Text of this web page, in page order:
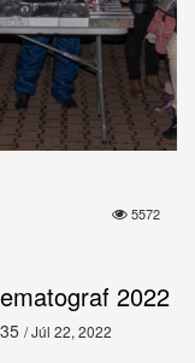
5572
2022
/ Júl 22, 2022